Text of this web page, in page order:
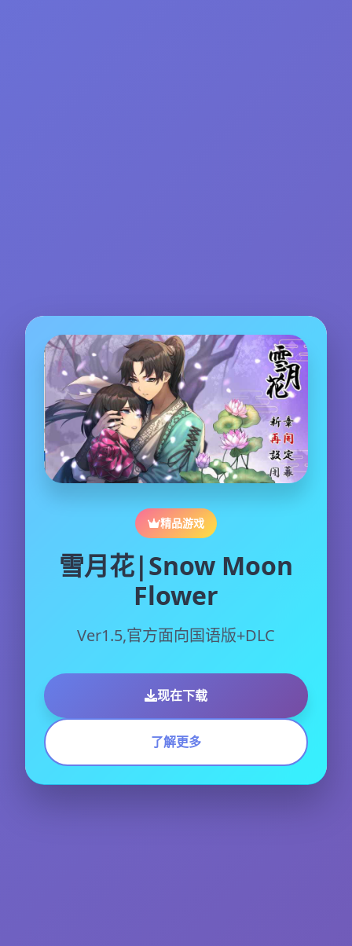
精品游戏
雪月花|Snow Moon
Flower
Ver1.5,官方面向国语版+DLC
现在下载
了解更多